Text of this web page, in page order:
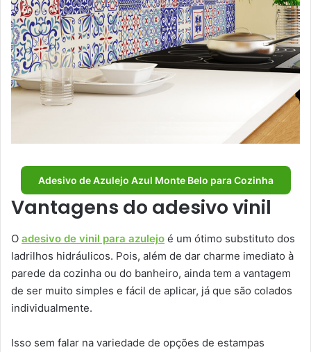
Adesivo de Azulejo Azul Monte Belo para Cozinha
Vantagens do adesivo vinil
O adesivo de vinil para azulejo é um ótimo substituto dos
ladrilhos hidráulicos. Pois, além de dar charme imediato à
parede da cozinha ou do banheiro, ainda tem a vantagem
de ser muito simples e fácil de aplicar, já que são colados
individualmente.
Isso sem falar na variedade de opções de estampas